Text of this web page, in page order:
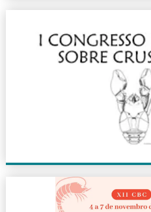
I CBC
2000
+ INFO